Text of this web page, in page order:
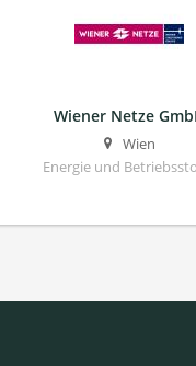
Wiener Netze
Wien
Energie und